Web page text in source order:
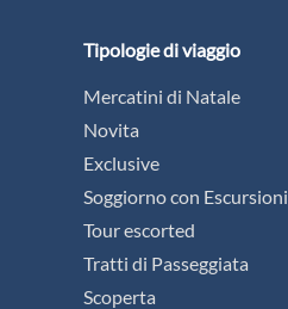
Tipologie di viaggio
Mercatini di Natale
Novita
Exclusive
Soggiorno con Escursioni
Tour escorted
Tratti di Passeggiata
Scoperta